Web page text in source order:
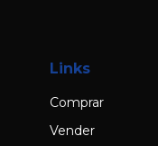
Links
Comprar
Vender